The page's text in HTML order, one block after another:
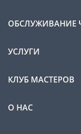
ОБСЛУЖИВАНИЕ
УСЛУГИ
КЛУБ МАСТЕРОВ
О НАС